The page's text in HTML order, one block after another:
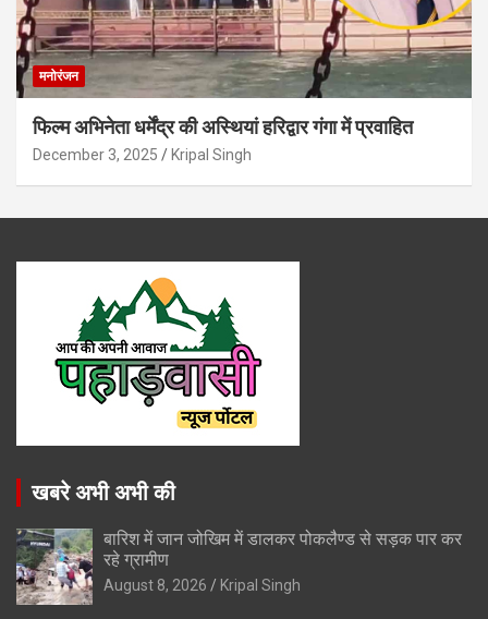
मनोरंजन
फिल्म अभिनेता धर्मेंद्र की अस्थियां हरिद्वार गंगा में प्रवाहित
December 3, 2025 Kripal Singh
खबरे अभी अभी की
बारिश में जान जोखिम में डालकर पोकलैण्ड से सड़क पार कर
रहे ग्रामीण
August 8, 2026 Kripal Singh